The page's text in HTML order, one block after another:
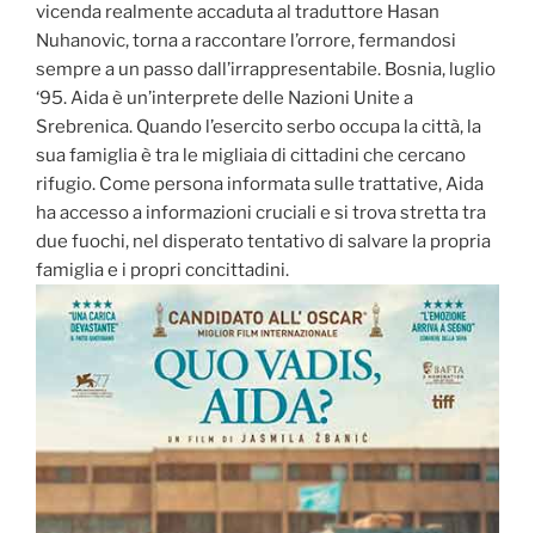
vicenda realmente accaduta al traduttore Hasan
Nuhanovic, torna a raccontare l’orrore, fermandosi
sempre a un passo dall’irrappresentabile. Bosnia, luglio
‘95. Aida è un’interprete delle Nazioni Unite a
Srebrenica. Quando l’esercito serbo occupa la città, la
sua famiglia è tra le migliaia di cittadini che cercano
rifugio. Come persona informata sulle trattative, Aida
ha accesso a informazioni cruciali e si trova stretta tra
due fuochi, nel disperato tentativo di salvare la propria
famiglia e i propri concittadini.